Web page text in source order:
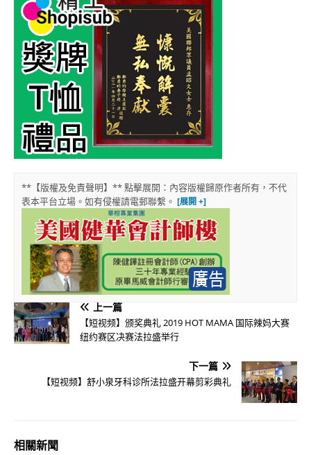
**【版權及免責聲明】** 點擊展開：內容版權歸原作者所有，不代
表本平台立場。如有侵權請電郵聯繫。
上一篇
【短视频】颁奖典礼 2019 HOT MAMA 国际辣妈大赛
纽约赛区决赛法拉盛举行
下一篇
【短视频】舒小泉牙科诊所法拉盛开幕剪彩典礼
相關新聞